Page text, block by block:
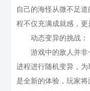
自己的海怪从微不足
程不仅充满成就感，更
动态变异的挑战：
游戏中的敌人并非
进程进行随机变异，
是全新的体验，玩家